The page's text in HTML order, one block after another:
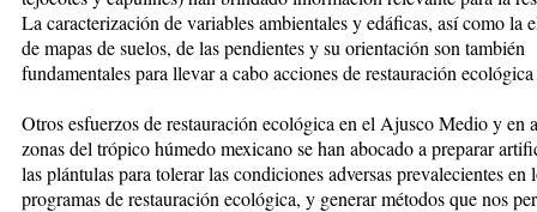
La caracterización de variables ambientales y edáficas, así como la
de mapas de suelos, de las pendientes y su orientación son también
fundamentales para llevar a cabo acciones de restauración
Otros esfuerzos de restauración ecológica en el Ajusco Medio y en
zonas del trópico húmedo mexicano se han abocado a preparar
las plántulas para tolerar las condiciones adversas prevalecientes en
programas de restauración ecológica, y generar métodos que nos